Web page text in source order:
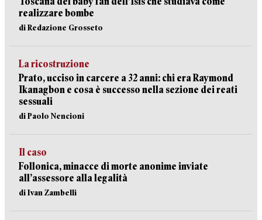
realizzare bombe
di Redazione Grosseto
La ricostruzione
Prato, ucciso in carcere a 32 anni: chi era Raymond
Ikanagbon e cosa è successo nella sezione dei reati
sessuali
di Paolo Nencioni
Il caso
Follonica, minacce di morte anonime inviate
all’assessore alla legalità
di Ivan Zambelli